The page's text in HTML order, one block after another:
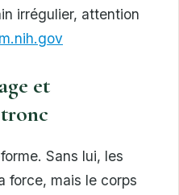
irrégulier, attention
et
Sans lui, les
force, mais le corps